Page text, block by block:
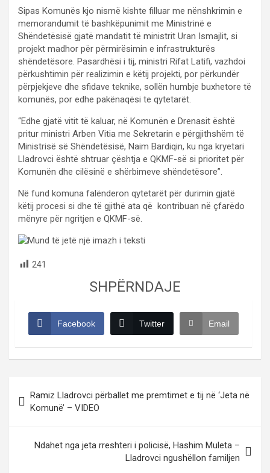
Sipas Komunës kjo nismë kishte filluar me nënshkrimin e
memorandumit të bashkëpunimit me Ministrinë e
Shëndetësisë gjatë mandatit të ministrit Uran Ismajlit, si
projekt madhor për përmirësimin e infrastrukturës
shëndetësore. Pasardhësi i tij, ministri Rifat Latifi, vazhdoi
përkushtimin për realizimin e këtij projekti, por përkundër
përpjekjeve dhe sfidave teknike, sollën humbje buxhetore të
komunës, por edhe pakënaqësi te qytetarët.
“Edhe gjatë vitit të kaluar, në Komunën e Drenasit është
pritur ministri Arben Vitia me Sekretarin e përgjithshëm të
Ministrisë së Shëndetësisë, Naim Bardiqin, ku nga kryetari
Lladrovci është shtruar çështja e QKMF-së si prioritet për
Komunën dhe cilësinë e shërbimeve shëndetësore”.
Në fund komuna falënderon qytetarët për durimin gjatë
këtij procesi si dhe të gjithë ata që kontribuan në çfarëdo
mënyre për ngritjen e QKMF-së.
241
SHPËRNDAJE
Facebook Twitter Email
navigation
Ramiz Lladrovci përballet me premtimet e tij në ‘Jeta në
Komunë’ – VIDEO
Ndahet nga jeta rreshteri i policisë, Hashim Muleta –
Lladrovci ngushëllon familjen